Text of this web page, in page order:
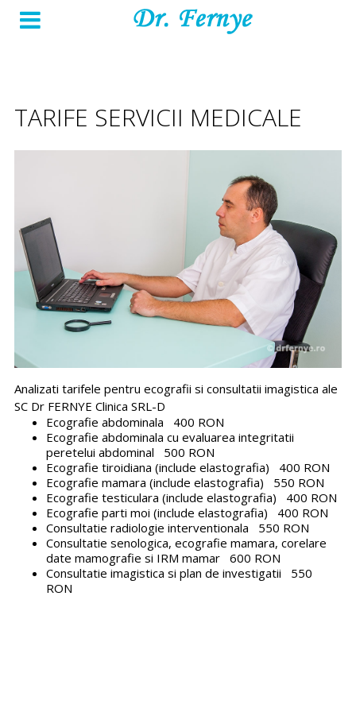
TARIFE SERVICII MEDICALE
Analizati tarifele pentru ecografii si consultatii imagistica ale
SC Dr FERNYE Clinica SRL-D
Ecografie abdominala 400 RON
Ecografie abdominala cu evaluarea integritatii
peretelui abdominal 500 RON
Ecografie tiroidiana (include elastografia) 400 RON
Ecografie mamara (include elastografia) 550 RON
Ecografie testiculara (include elastografia) 400 RON
Ecografie parti moi (include elastografia) 400 RON
Consultatie radiologie interventionala 550 RON
Consultatie senologica, ecografie mamara, corelare
date mamografie si IRM mamar 600 RON
Consultatie imagistica si plan de investigatii 550
RON